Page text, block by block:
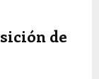
de